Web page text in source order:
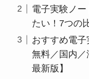
電子実験ノ
たい！7つの
おすすめ電子
無料／国内
最新版】